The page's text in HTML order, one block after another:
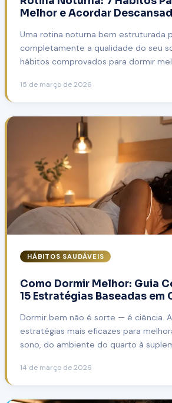
Melhor e Acordar
Uma rotina noturna bem estruturada
completamente a qualidade do seu
hábitos comprovados para dormir
15 de março de 2026
HÁBITOS SAUDÁVEIS
Como Dormir Melhor: Guia
15 Estratégias Baseadas em
Dormir bem não é sorte — é ciência.
estratégias mais eficazes para
sono, do ambiente do quarto à
14 de março de 2026